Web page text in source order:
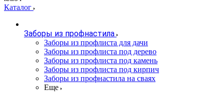
Каталог
Заборы из профнастила
Заборы из профлиста для дачи
Заборы из профлиста под дерево
Заборы из профлиста под камень
Заборы из профлиста под кирпич
Заборы из профнастила на сваях
Еще